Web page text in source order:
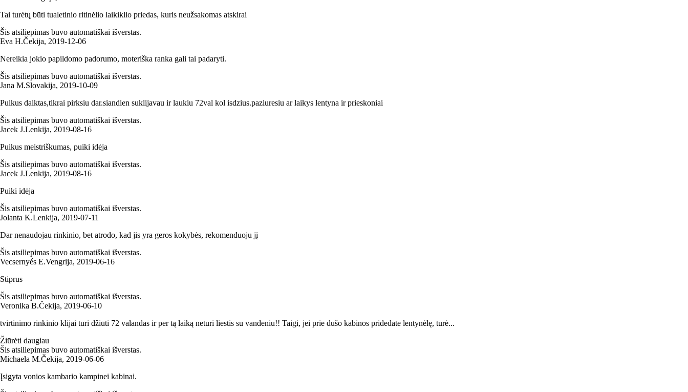
Tai turėtų būti tualetinio ritinėlio laikiklio priedas, kuris neužsakomas atskirai
Šis atsiliepimas buvo automatiškai išverstas.
Eva H.Čekija, 2019‑12‑06
Nereikia jokio papildomo padorumo, moteriška ranka gali tai padaryti.
Šis atsiliepimas buvo automatiškai išverstas.
Jana M.Slovakija, 2019‑10‑09
Puikus daiktas,tikrai pirksiu dar.siandien suklijavau ir laukiu 72val kol isdzius.paziuresiu ar laikys lentyna ir prieskoniai
Šis atsiliepimas buvo automatiškai išverstas.
Jacek J.Lenkija, 2019‑08‑16
Puikus meistriškumas, puiki idėja
Šis atsiliepimas buvo automatiškai išverstas.
Jacek J.Lenkija, 2019‑08‑16
Puiki idėja
Šis atsiliepimas buvo automatiškai išverstas.
Jolanta K.Lenkija, 2019‑07‑11
Dar nenaudojau rinkinio, bet atrodo, kad jis yra geros kokybės, rekomenduoju jį
Šis atsiliepimas buvo automatiškai išverstas.
Vecsernyés E.Vengrija, 2019‑06‑16
Stiprus
Šis atsiliepimas buvo automatiškai išverstas.
Veronika B.Čekija, 2019‑06‑10
tvirtinimo rinkinio klijai turi džiūti 72 valandas ir per tą laiką neturi liestis su vandeniu!! Taigi, jei prie dušo kabinos pridedate lentynėlę, turė...
Žiūrėti daugiau
Šis atsiliepimas buvo automatiškai išverstas.
Michaela M.Čekija, 2019‑06‑06
Įsigyta vonios kambario kampinei kabinai.